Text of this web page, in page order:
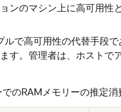
ンのマシン上に高可用
ルで高可用性の代替手段
す。管理者は、ホスト
のRAMメモリーの推定消